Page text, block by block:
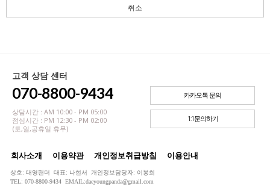
취소
고객 상담 센터
070-8800-9434
상담시간 : AM 10:00 - PM 05:00
점심시간 : PM 12:30 - PM 02:00
(토,일,공휴일 휴무)
카카오톡 문의
1:1문의하기
회사소개 이용약관 개인정보취급방침 이용안내
상호: 대영팬더 대표: 나현서 개인정보담당자: 이봉희
TEL: 070-8800-9434 EMAIL:daeyoungpanda@gmail.com